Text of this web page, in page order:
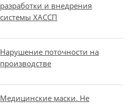
разработки и внедрения
системы ХАССП
Нарушение поточности на
производстве
Медицинские маски. Не